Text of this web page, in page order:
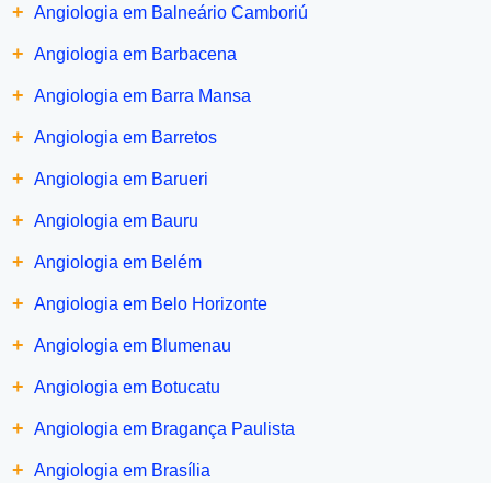
+ Angiologia em Balneário Camboriú
+ Angiologia em Barbacena
+ Angiologia em Barra Mansa
+ Angiologia em Barretos
+ Angiologia em Barueri
+ Angiologia em Bauru
+ Angiologia em Belém
+ Angiologia em Belo Horizonte
+ Angiologia em Blumenau
+ Angiologia em Botucatu
+ Angiologia em Bragança Paulista
+ Angiologia em Brasília